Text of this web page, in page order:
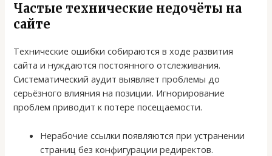
Частые технические недочёты на
сайте
Технические ошибки собираются в ходе развития
сайта и нуждаются постоянного отслеживания.
Систематический аудит выявляет проблемы до
серьёзного влияния на позиции. Игнорирование
проблем приводит к потере посещаемости.
Нерабочие ссылки появляются при устранении
страниц без конфигурации редиректов.